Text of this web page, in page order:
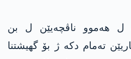
هەموو ناڤچەیێن ل بن
تەمام دکە ژ بۆ گهیشتنا